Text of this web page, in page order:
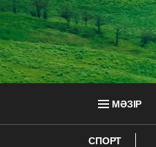
МӘЗІР
СПОРТ